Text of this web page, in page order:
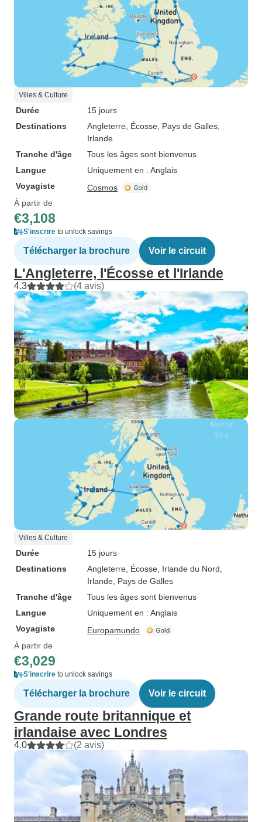
Villes & Culture
Durée
15 jours
Destinations
Angleterre , Écosse , Pays de Galles
Irlande
Tranche d'âge
Tous les âges sont bienvenus
Langue
Uniquement en : Anglais
Voyagiste
Cosmos
À partir de
€3,108
S'inscrire to unlock savings
Télécharger la brochure Voir le circuit
L'Angleterre, l'Écosse et l'Irlande
4.3 (4 avis)
Villes & Culture
Durée
15 jours
Destinations
Angleterre , Écosse , Irlande du Nord
Irlande , Pays de Galles
Tranche d'âge
Tous les âges sont bienvenus
Langue
Uniquement en : Anglais
Voyagiste
Europamundo
À partir de
€3,029
S'inscrire to unlock savings
Télécharger la brochure Voir le circuit
Grande route britannique et
irlandaise avec Londres
4.0 (2 avis)